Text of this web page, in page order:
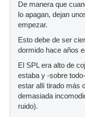
De manera que
lo apagan, dejan
empezar.
Esto debe de ser
dormido hace años
El SPL era alto de
estaba y -sobre
estar allí tirado más
demasiada
ruido).